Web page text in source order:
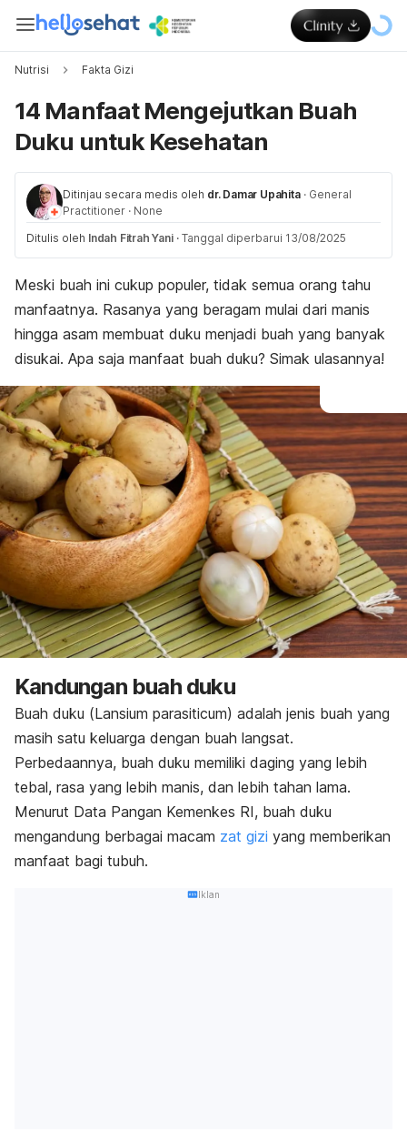
Nutrisi Fakta Gizi
14 Manfaat Mengejutkan Buah
Duku untuk Kesehatan
Ditinjau secara medis oleh dr. Damar Upahita · General
Practitioner · None
Ditulis oleh Indah Fitrah Yani · Tanggal diperbarui 13/08/2025
Meski buah ini cukup populer, tidak semua orang tahu
manfaatnya. Rasanya yang beragam mulai dari manis
hingga asam membuat duku menjadi buah yang banyak
disukai. Apa saja manfaat buah duku? Simak ulasannya!
Kandungan buah duku
Buah duku (Lansium parasiticum) adalah jenis buah yang
masih satu keluarga dengan buah langsat.
Perbedaannya, buah duku memiliki daging yang lebih
tebal, rasa yang lebih manis, dan lebih tahan lama.
Menurut Data Pangan Kemenkes RI, buah duku
mengandung berbagai macam zat gizi yang memberikan
manfaat bagi tubuh.
Iklan